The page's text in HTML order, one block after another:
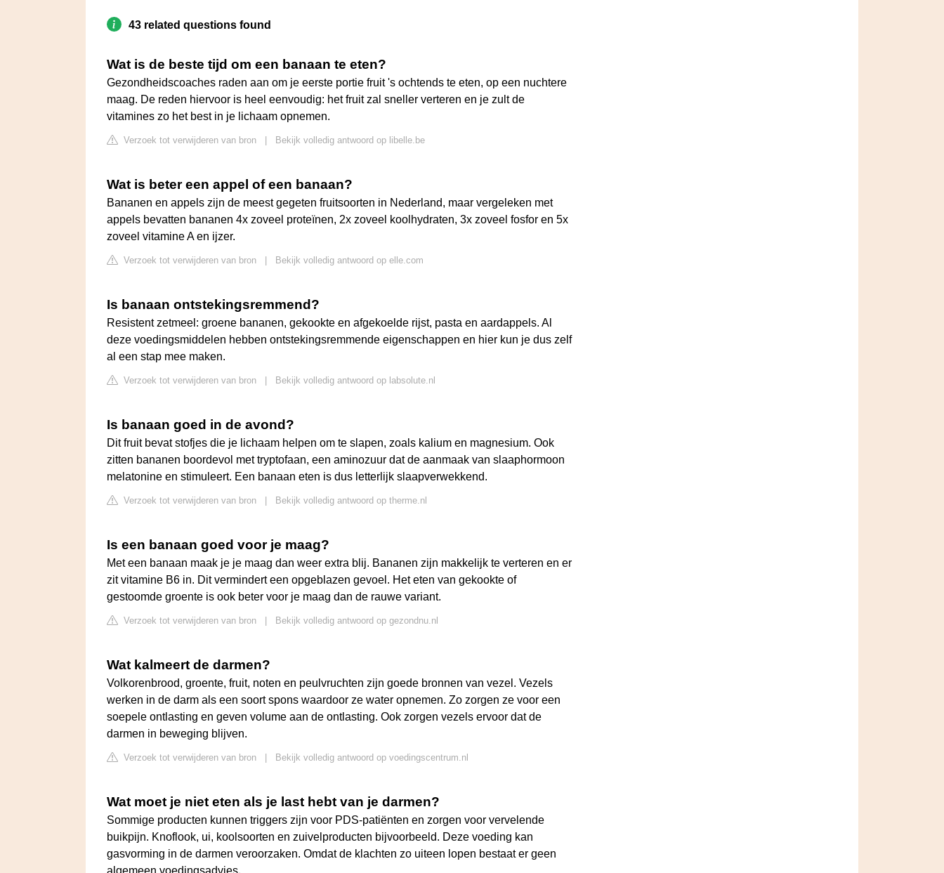
43 related questions found
Wat is de beste tijd om een banaan te eten?
Gezondheidscoaches raden aan om je eerste portie fruit 's ochtends te eten, op een nuchtere
maag. De reden hiervoor is heel eenvoudig: het fruit zal sneller verteren en je zult de
vitamines zo het best in je lichaam opnemen.
Verzoek tot verwijderen van bron Bekijk volledig antwoord op libelle.be
Wat is beter een appel of een banaan?
Bananen en appels zijn de meest gegeten fruitsoorten in Nederland, maar vergeleken met
appels bevatten bananen 4x zoveel proteïnen, 2x zoveel koolhydraten, 3x zoveel fosfor en 5x
zoveel vitamine A en ijzer.
Verzoek tot verwijderen van bron Bekijk volledig antwoord op elle.com
Is banaan ontstekingsremmend?
Resistent zetmeel: groene bananen, gekookte en afgekoelde rijst, pasta en aardappels. Al
deze voedingsmiddelen hebben ontstekingsremmende eigenschappen en hier kun je dus zelf
al een stap mee maken.
Verzoek tot verwijderen van bron Bekijk volledig antwoord op labsolute.nl
Is banaan goed in de avond?
Dit fruit bevat stofjes die je lichaam helpen om te slapen, zoals kalium en magnesium. Ook
zitten bananen boordevol met tryptofaan, een aminozuur dat de aanmaak van slaaphormoon
melatonine en stimuleert. Een banaan eten is dus letterlijk slaapverwekkend.
Verzoek tot verwijderen van bron Bekijk volledig antwoord op therme.nl
Is een banaan goed voor je maag?
Met een banaan maak je je maag dan weer extra blij. Bananen zijn makkelijk te verteren en er
zit vitamine B6 in. Dit vermindert een opgeblazen gevoel. Het eten van gekookte of
gestoomde groente is ook beter voor je maag dan de rauwe variant.
Verzoek tot verwijderen van bron Bekijk volledig antwoord op gezondnu.nl
Wat kalmeert de darmen?
Volkorenbrood, groente, fruit, noten en peulvruchten zijn goede bronnen van vezel. Vezels
werken in de darm als een soort spons waardoor ze water opnemen. Zo zorgen ze voor een
soepele ontlasting en geven volume aan de ontlasting. Ook zorgen vezels ervoor dat de
darmen in beweging blijven.
Verzoek tot verwijderen van bron Bekijk volledig antwoord op voedingscentrum.nl
Wat moet je niet eten als je last hebt van je darmen?
Sommige producten kunnen triggers zijn voor PDS-patiënten en zorgen voor vervelende
buikpijn. Knoflook, ui, koolsoorten en zuivelproducten bijvoorbeeld. Deze voeding kan
gasvorming in de darmen veroorzaken. Omdat de klachten zo uiteen lopen bestaat er geen